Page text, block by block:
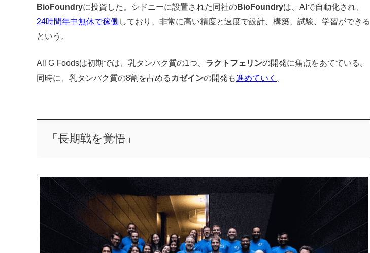
BioFoundryに投資した。シドニーに設置された同社のBioFoundryは、AIで自動化され、
24時間年中無休で稼働 しており、非常に高い精度と速度で設計、構築、試験、学習ができる
という。
All G Foodsは初期では、乳タンパク質の1つ、 ラクトフェリンの開発に焦点をあてている。
同時に、乳タンパク質の8割を占める カゼインの開発も進めていく 。
「長期戦を覚悟」